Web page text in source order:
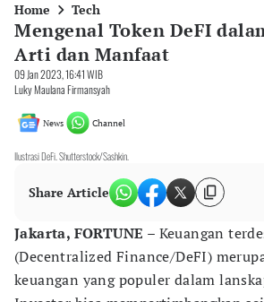
Home Tech
Mengenal Token DeFI
Arti dan Manfaat
09 Jan 2023, 16:41 WIB
Luky Maulana Firmansyah
News Channel
Ilustrasi DeFi. Shutterstock/Sashkin.
Share Article
Jakarta, FORTUNE – Keuangan
(Decentralized Finance/DeFI)
keuangan yang populer dalam